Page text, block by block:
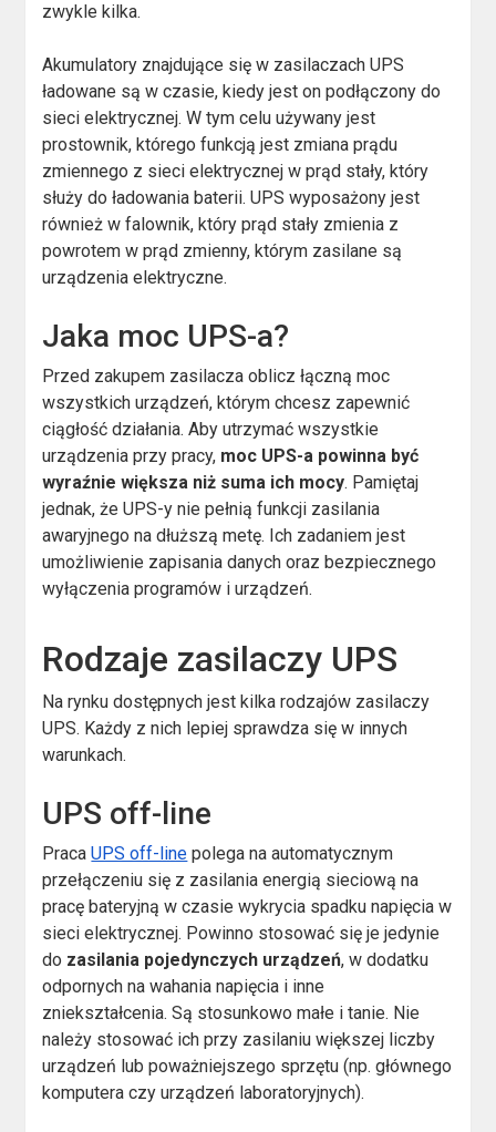
zwykle kilka.
Akumulatory znajdujące się w zasilaczach UPS
ładowane są w czasie, kiedy jest on podłączony do
sieci elektrycznej. W tym celu używany jest
prostownik, którego funkcją jest zmiana prądu
zmiennego z sieci elektrycznej w prąd stały, który
służy do ładowania baterii. UPS wyposażony jest
również w falownik, który prąd stały zmienia z
powrotem w prąd zmienny, którym zasilane są
urządzenia elektryczne.
Jaka moc UPS-a?
Przed zakupem zasilacza oblicz łączną moc
wszystkich urządzeń, którym chcesz zapewnić
ciągłość działania. Aby utrzymać wszystkie
urządzenia przy pracy, moc UPS-a powinna być
wyraźnie większa niż suma ich mocy. Pamiętaj
jednak, że UPS-y nie pełnią funkcji zasilania
awaryjnego na dłuższą metę. Ich zadaniem jest
umożliwienie zapisania danych oraz bezpiecznego
wyłączenia programów i urządzeń.
Rodzaje zasilaczy UPS
Na rynku dostępnych jest kilka rodzajów zasilaczy
UPS. Każdy z nich lepiej sprawdza się w innych
warunkach.
UPS off-line
PracaUPS off-line polega na automatycznym
przełączeniu się z zasilania energią sieciową na
pracę bateryjną w czasie wykrycia spadku napięcia w
sieci elektrycznej. Powinno stosować się je jedynie
do zasilania pojedynczych urządzeń, w dodatku
odpornych na wahania napięcia i inne
zniekształcenia. Są stosunkowo małe i tanie. Nie
należy stosować ich przy zasilaniu większej liczby
urządzeń lub poważniejszego sprzętu (np. głównego
komputera czy urządzeń laboratoryjnych).